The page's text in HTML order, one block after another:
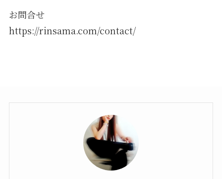
お問合せ
https://rinsama.com/contact/